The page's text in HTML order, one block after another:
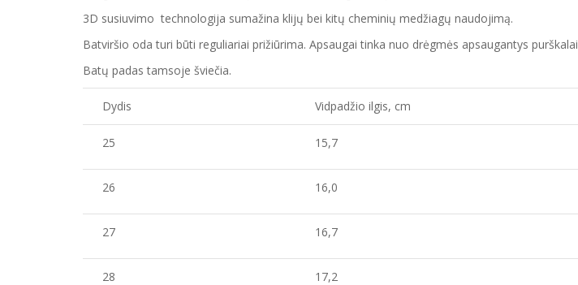
3D susiuvimo technologija sumažina klijų bei kitų cheminių medžiagų naudojimą.
Batviršio oda turi būti reguliariai prižiūrima. Apsaugai tinka nuo drėgmės apsaugantys purškalai
Batų padas tamsoje šviečia.
Dydis Vidpadžio ilgis, cm
25 15,7
26 16,0
27 16,7
28 17,2